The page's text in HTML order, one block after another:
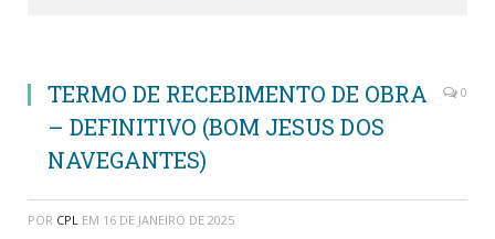
TERMO DE RECEBIMENTO DE OBRA
– DEFINITIVO (BOM JESUS DOS
NAVEGANTES)
0
POR CPL EM 16 DE JANEIRO DE 2025